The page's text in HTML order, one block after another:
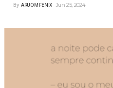
By ARUOM FENIX Jun 25, 2024